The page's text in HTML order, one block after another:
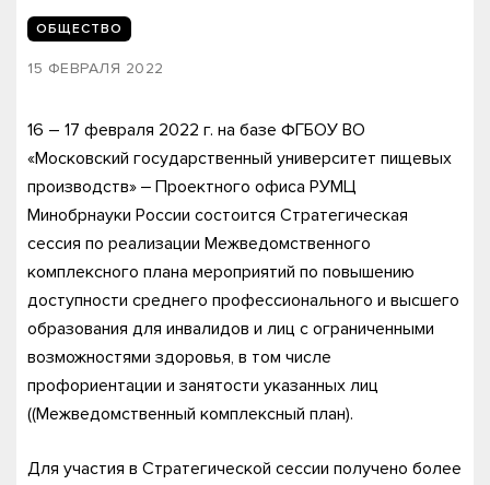
ОБЩЕСТВО
15 ФЕВРАЛЯ 2022
16 – 17 февраля 2022 г. на базе ФГБОУ ВО
«Московский государственный университет пищевых
производств» ‒ Проектного офиса РУМЦ
Минобрнауки России состоится Стратегическая
сессия по реализации Межведомственного
комплексного плана мероприятий по повышению
доступности среднего профессионального и высшего
образования для инвалидов и лиц с ограниченными
возможностями здоровья, в том числе
профориентации и занятости указанных лиц
((Межведомственный комплексный план).
Для участия в Стратегической сессии получено более